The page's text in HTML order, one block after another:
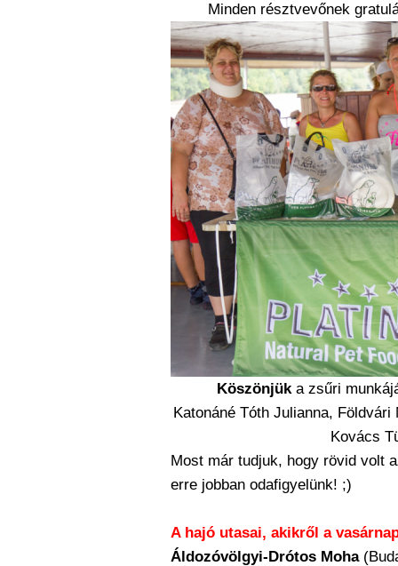
Minden résztvevőnek
Köszönjüka zsűri
Katonáné Tóth Julianna,
Kovács
Most már tudjuk, hogy rövid volt
erre jobban odafigyelünk! ;)
A hajó utasai, akikről a
Áldozóvölgyi-Drótos Moha